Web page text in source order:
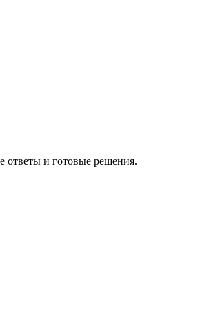
ответы и готовые решения.